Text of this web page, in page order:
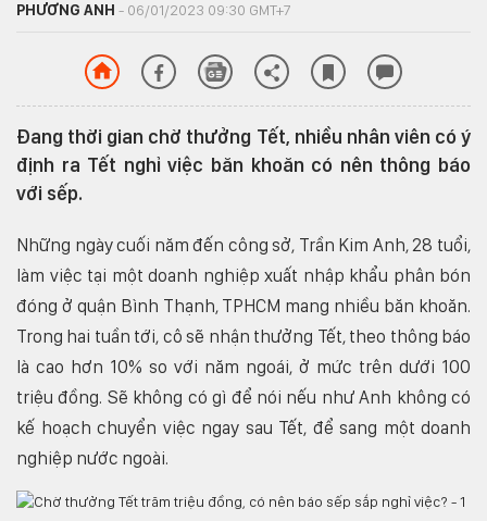
PHƯƠNG ANH - 06/01/2023 09:30 GMT+7
Đang thời gian chờ thưởng Tết, nhiều nhân viên có ý
định ra Tết nghỉ việc băn khoăn có nên thông báo
với sếp.
Những ngày cuối năm đến công sở, Trần Kim Anh, 28 tuổi,
làm việc tại một doanh nghiệp xuất nhập khẩu phân bón
đóng ở quận Bình Thạnh, TPHCM mang nhiều băn khoăn.
Trong hai tuần tới, cô sẽ nhận thưởng Tết, theo thông báo
là cao hơn 10% so với năm ngoái, ở mức trên dưới 100
triệu đồng. Sẽ không có gì để nói nếu như Anh không có
kế hoạch chuyển việc ngay sau Tết, để sang một doanh
nghiệp nước ngoài.